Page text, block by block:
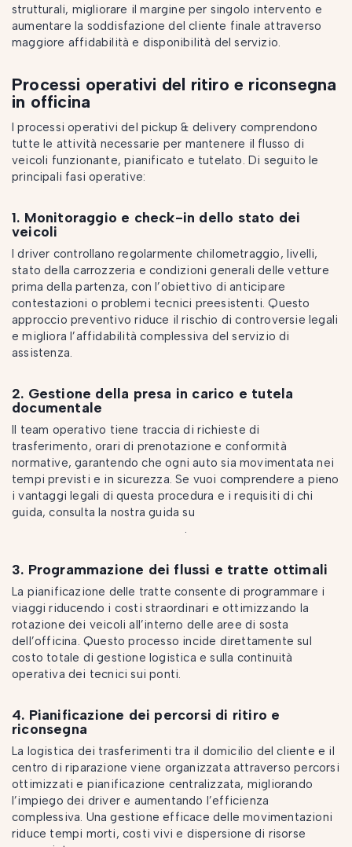
strutturali, migliorare il margine per singolo intervento e
aumentare la soddisfazione del cliente finale attraverso
maggiore affidabilità e disponibilità del servizio.
Processi operativi del ritiro e riconsegna
in officina
I processi operativi del pickup & delivery comprendono
tutte le attività necessarie per mantenere il flusso di
veicoli funzionante, pianificato e tutelato. Di seguito le
principali fasi operative:
1. Monitoraggio e check-in dello stato dei
veicoli
I driver controllano regolarmente chilometraggio, livelli,
stato della carrozzeria e condizioni generali delle vetture
prima della partenza, con l’obiettivo di anticipare
contestazioni o problemi tecnici preesistenti. Questo
approccio preventivo riduce il rischio di controversie legali
e migliora l’affidabilità complessiva del servizio di
assistenza.
2. Gestione della presa in carico e tutela
documentale
Il team operativo tiene traccia di richieste di
trasferimento, orari di prenotazione e conformità
normative, garantendo che ogni auto sia movimentata nei
tempi previsti e in sicurezza. Se vuoi comprendere a pieno
i vantaggi legali di questa procedura e i requisiti di chi
guida, consulta la nostra guida su
.
3. Programmazione dei flussi e tratte ottimali
La pianificazione delle tratte consente di programmare i
viaggi riducendo i costi straordinari e ottimizzando la
rotazione dei veicoli all’interno delle aree di sosta
dell’officina. Questo processo incide direttamente sul
costo totale di gestione logistica e sulla continuità
operativa dei tecnici sui ponti.
4. Pianificazione dei percorsi di ritiro e
riconsegna
La logistica dei trasferimenti tra il domicilio del cliente e il
centro di riparazione viene organizzata attraverso percorsi
ottimizzati e pianificazione centralizzata, migliorando
l’impiego dei driver e aumentando l’efficienza
complessiva. Una gestione efficace delle movimentazioni
riduce tempi morti, costi vivi e dispersione di risorse